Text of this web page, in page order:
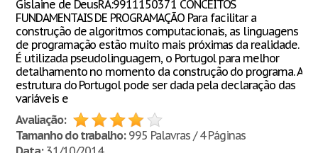
Gislaine de DeusRA:9911150371 CONCEITOS
FUNDAMENTAIS DE PROGRAMAÇÃO Para facilitar a
construção de algoritmos computacionais, as linguagens
de programação estão muito mais próximas da realidade.
É utilizada pseudolinguagem, o Portugol para melhor
detalhamento no momento da construção do programa. A
estrutura do Portugol pode ser dada pela declaração das
variáveis e
Avaliação:
Tamanho do trabalho:995 Palavras / 4 Páginas